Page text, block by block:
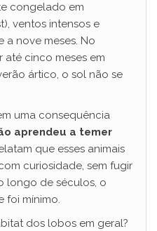
congelado em
ventos intensos e
a nove meses. No
até cinco meses em
ártico, o sol não se
uma consequência
aprendeu a temer
que esses animais
curiosidade, sem fugir
longo de séculos, o
foi mínimo.
dos lobos em geral?